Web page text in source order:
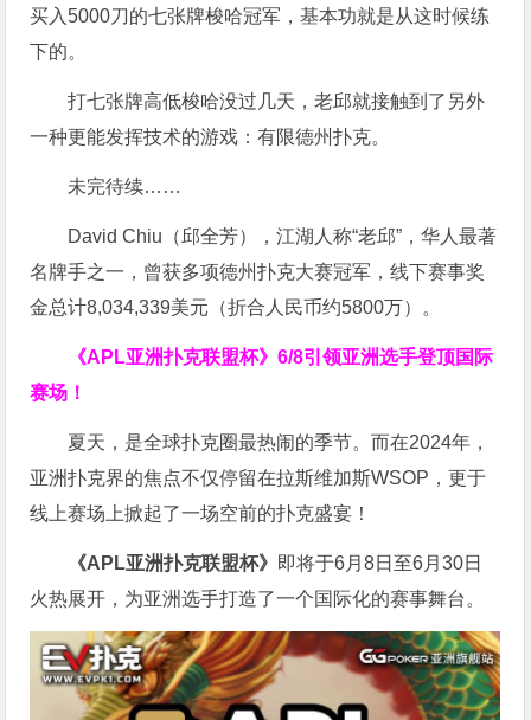
买入5000刀的七张牌梭哈冠军，基本功就是从这时候练
下的。
打七张牌高低梭哈没过几天，老邱就接触到了另外
一种更能发挥技术的游戏：有限德州扑克。
未完待续……
David Chiu（邱全芳），江湖人称“老邱”，华人最著
名牌手之一，曾获多项德州扑克大赛冠军，线下赛事奖
金总计8,034,339美元（折合人民币约5800万）。
《APL亚洲扑克联盟杯》6/8引领亚洲选手登顶国际
赛场！
夏天，是全球扑克圈最热闹的季节。而在2024年，
亚洲扑克界的焦点不仅停留在拉斯维加斯WSOP，更于
线上赛场上掀起了一场空前的扑克盛宴！
《APL亚洲扑克联盟杯》 即将于6月8日至6月30日
火热展开，为亚洲选手打造了一个国际化的赛事舞台。